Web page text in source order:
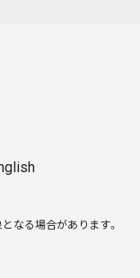
なる場合があります。